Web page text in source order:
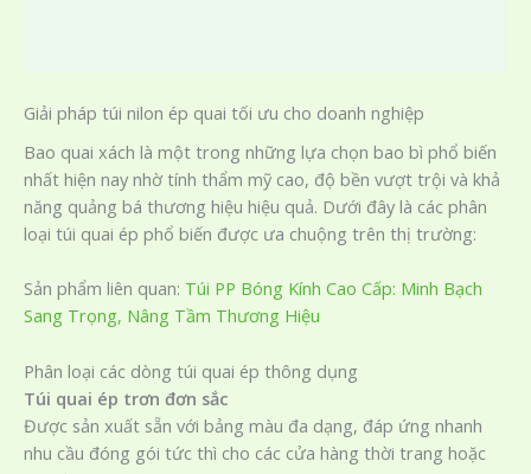
Giải pháp túi nilon ép quai tối ưu cho doanh nghiệp
Bao quai xách là một trong những lựa chọn bao bì phổ biến
nhất hiện nay nhờ tính thẩm mỹ cao, độ bền vượt trội và khả
năng quảng bá thương hiệu hiệu quả. Dưới đây là các phân
loại túi quai ép phổ biến được ưa chuộng trên thị trường:
Sản phẩm liên quan: Túi PP Bóng Kính Cao Cấp: Minh Bạch
Sang Trọng, Nâng Tầm Thương Hiệu
Phân loại các dòng túi quai ép thông dụng
Túi quai ép trơn đơn sắc
Được sản xuất sẵn với bảng màu đa dạng, đáp ứng nhanh
nhu cầu đóng gói tức thì cho các cửa hàng thời trang hoặc